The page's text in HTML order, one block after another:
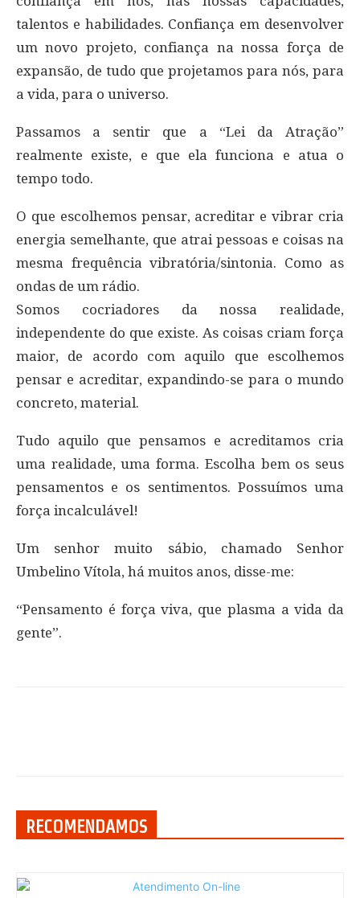
talentos e habilidades. Confiança em desenvolver
um novo projeto, confiança na nossa força de
expansão, de tudo que projetamos para nós, para
a vida, para o universo.
Passamos a sentir que a “Lei da Atração”
realmente existe, e que ela funciona e atua o
tempo todo.
O que escolhemos pensar, acreditar e vibrar cria
energia semelhante, que atrai pessoas e coisas na
mesma frequência vibratória/sintonia. Como as
ondas de um rádio.
Somos cocriadores da nossa realidade,
independente do que existe. As coisas criam força
maior, de acordo com aquilo que escolhemos
pensar e acreditar, expandindo-se para o mundo
concreto, material.
Tudo aquilo que pensamos e acreditamos cria
uma realidade, uma forma. Escolha bem os seus
pensamentos e os sentimentos. Possuímos uma
força incalculável!
Um senhor muito sábio, chamado Senhor
Umbelino Vítola, há muitos anos, disse-me:
“Pensamento é força viva, que plasma a vida da
gente”.
RECOMENDAMOS